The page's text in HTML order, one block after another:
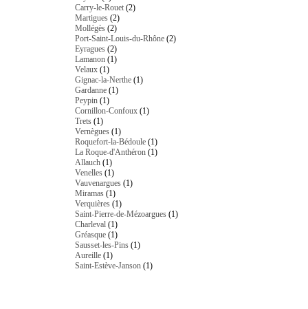
Carry-le-Rouet (2)
Martigues (2)
Mollégès (2)
Port-Saint-Louis-du-Rhône (2)
Eyragues (2)
Lamanon (1)
Velaux (1)
Gignac-la-Nerthe (1)
Gardanne (1)
Peypin (1)
Cornillon-Confoux (1)
Trets (1)
Vernègues (1)
Roquefort-la-Bédoule (1)
La Roque-d'Anthéron (1)
Allauch (1)
Venelles (1)
Vauvenargues (1)
Miramas (1)
Verquières (1)
Saint-Pierre-de-Mézoargues (1)
Charleval (1)
Gréasque (1)
Sausset-les-Pins (1)
Aureille (1)
Saint-Estève-Janson (1)